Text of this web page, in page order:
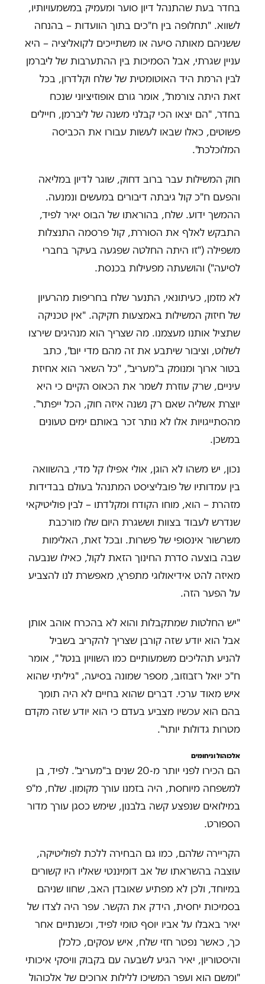
בחדר בעת שהתנהל דיון סוער ומעמיק במשמעויותיו,
לשווא. "תחלופה בין ח"כים בתוך הוועדות – בהנחה
ששניהם מאותה סיעה או משתייכים לקואליציה – היא
עניין שגרתי, אבל הסמיכות בין ההתערבות של ליברמן
לבין הרמת היד האוטומטית של שלח וקלדרון, בכל
זאת היתה צורמת", אומר גורם אופוזיציוני שנכח
בחדר, "הם יצאו הכי קבלני משנה של ליברמן, חיילים
פשוטים, כאלו שבאו לעשות עבורו את הכביסה
המלוכלכת".
חוק המשילות עבר ברוב דחוק, שוגר לדיון במליאה
והפעם ח"כ קול גיבתה דיבורים במעשים ונמנעה.
ההמשך ידוע. שלח, בהוראתו של הבוס יאיר לפיד,
התבקש לאלף את הסוררת, קול פרסמה התנצלות
משפילה ("זו היתה החלטה שפגעה בעיקר בחברי
לסיעה") והושעתה מפעילות בכנסת.
לא מזמן, כעיתונאי, התנער שלח בחריפות מהרעיון
של חיזוק המשילות באמצעות חקיקה. "אין טכניקה
שתציל אותנו מעצמנו. מה שצריך הוא מנהיגים שירצו
לשלוט, וציבור שיתבע את זה מהם מדי יום", כתב
בטור ארוך ומנומק ב"מעריב", "כל השאר הוא אחיזת
עיניים, שרק עוזרת לשמר את הכאוס הקיים כי היא
יוצרת אשליה שאם רק נשנה איזה חוק, הכל ייפתר".
מהסתייגויות אלו לא נותר זכר באותם ימים טעונים
במשכן.
נכון, יש משהו לא הוגן, אולי אפילו קל מדי, בהשוואה
בין עמדותיו של פובליציסט המתנהל בעולם בבדידות
מזהרת – הוא, מוחו הקודח ומקלדתו – לבין פוליטיקאי
שנדרש לעבוד בצוות וששגרת היום שלו מורכבת
משרשור אינסופי של פשרות. ובכל זאת, האלימות
שבה בוצעה סדרת החינוך הזאת לקול, כאילו שנבעה
מאיזה להט אידיאולוגי מתפרץ, מאפשרת לנו להצביע
על הפער הזה.
"יש החלטות שמתקבלות והוא לא בהכרח אוהב אותן
אבל הוא יודע שזה קורבן שצריך להקריב בשביל
להניע תהליכים משמעותיים כמו השוויון בנטל ", אומר
ח"כ יואל רזבוזוב, מספר שמונה בסיעה, "גיליתי שהוא
איש מאוד ערכי. דברים שהוא בחיים לא היה תומך
בהם הוא עכשיו מצביע בעדם כי הוא יודע שזה מקדם
מטרות גדולות יותר".
אלכוהול וניחומים
הם הכירו לפני יותר מ-20 שנים ב"מעריב". לפיד, בן
למשפחה מיוחסת, היה בזמנו עורך מקומון. שלח, מ"פ
במילואים שנפצע קשה בלבנון, שימש כסגן עורך מדור
הספורט.
הקריירה שלהם, כמו גם הבחירה ללכת לפוליטיקה,
עוצבה בהשראתו של אב דומיננטי שאליו היו קשורים
במיוחד, ולכן לא מפתיע שאובדן האב, שחוו שניהם
בסמיכות יחסית, הידק את הקשר. עפר היה לצדו של
יאיר באבלו על אביו יוסף טומי לפיד, וכשנתיים אחר
כך, כאשר נפטר חזי שלח, איש עסקים, כלכלן
והיסטוריון, יאיר הגיע לשבעה עם בקבוק וויסקי איכותי
"ומשם הוא ועפר המשיכו ללילות ארוכים של אלכוהול